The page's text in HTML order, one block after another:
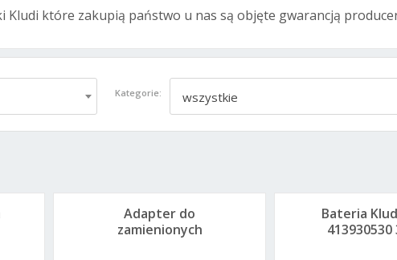
Kludi które zakupią państwo u nas są objęte gwarancją
Kategorie: wszystkie
Adapter do
zamienionych
Bateria